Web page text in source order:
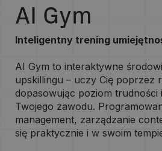
AI Gym
Inteligentny trening
‍AI Gym to interaktywne
upskillingu – uczy Cię poprzez
dopasowując poziom trudności
Twojego zawodu.
management, zarządzanie
się praktycznie i w swoim